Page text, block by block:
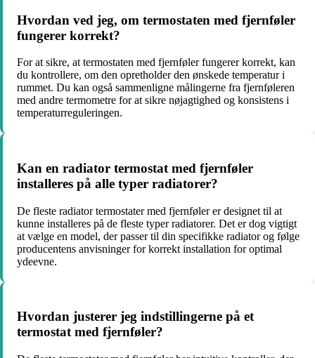
Hvordan ved jeg, om termostaten med fjernføler
fungerer korrekt?
For at sikre, at termostaten med fjernføler fungerer korrekt, kan
du kontrollere, om den opretholder den ønskede temperatur i
rummet. Du kan også sammenligne målingerne fra fjernføleren
med andre termometre for at sikre nøjagtighed og konsistens i
temperaturreguleringen.
Kan en radiator termostat med fjernføler
installeres på alle typer radiatorer?
De fleste radiator termostater med fjernføler er designet til at
kunne installeres på de fleste typer radiatorer. Det er dog vigtigt
at vælge en model, der passer til din specifikke radiator og følge
producentens anvisninger for korrekt installation for optimal
ydeevne.
Hvordan justerer jeg indstillingerne på et
termostat med fjernføler?